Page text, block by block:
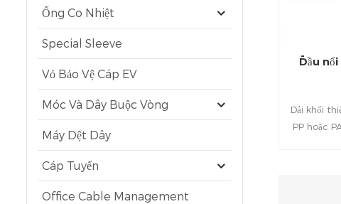
Ống Co Nhiệt
Special Sleeve
Vỏ Bảo Vệ Cáp EV
Móc Và Dây Buộc Vòng
Máy Dệt Dây
Cáp Tuyến
Office Cable Management
Đầu
Dải khối
PP hoặc